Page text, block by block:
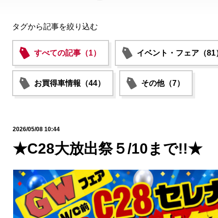
タグから記事を絞り込む
すべての記事（1） イベント・フェア（81
お買得車情報（44） その他（7）
2026/05/08 10:44
★C28大放出祭５/10まで!!★